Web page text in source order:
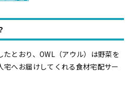
たとおり、OWL（アウル）は野菜を
宅へお届けしてくれる食材宅配サー